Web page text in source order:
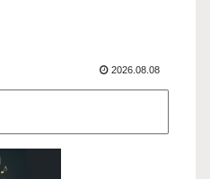
2026.08.08